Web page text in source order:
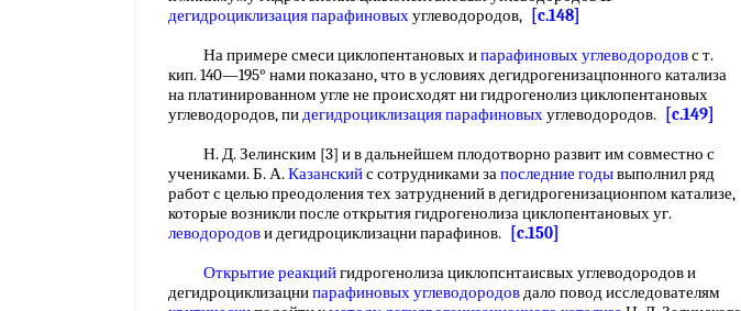
дегидроциклизация парафиновыхуглеводородов,
[c.148]
На примере смеси циклопентановых ипарафиновых углеводородовс т.
кип. 140—195° нами показано, что в условиях дегидрогенизацпонного катализа
на платинированном угле не происходят ни гидрогенолиз циклопентановых
углеводородов, пидегидроциклизация парафиновыхуглеводородов.
[c.149]
Н. Д. Зелинским [3] и в дальнейшем плодотворно развит им совместно с
учениками. Б. А.Казанскийс сотрудниками запоследние годывыполнил ряд
работ с целью преодоления тех затруднений в дегидрогенизационпом катализе,
которые возникли после открытия гидрогенолиза циклопентановых уг.
леводородови дегидроциклизацни парафинов.
[c.150]
Открытие реакцийгидрогенолиза циклопснтаисвых углеводородов и
дегидроциклизацнипарафиновых углеводородовдало повод исследователям